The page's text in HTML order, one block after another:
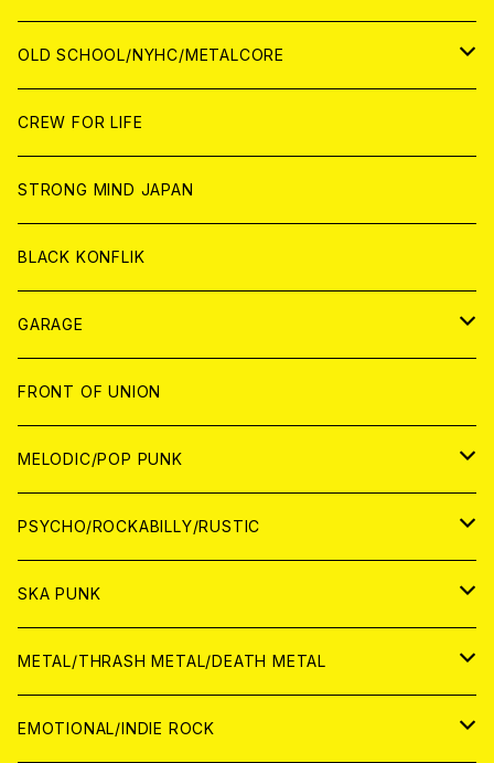
ANALOG
ANALOG
CD
ANALOG
CD
ANALOG
WORLD
CD
ANALOG
JAPAN
CD
ANALOG
WORLD
CD
ANALOG
OLD SCHOOL/NYHC/METALCORE
JAPAN
CD
ANALOG
WORLD
CD
ANALOG
CREW FOR LIFE
STRONG MIND JAPAN
BLACK KONFLIK
GARAGE
JAPAN
アナログ
CD
WORLD
アナログ
CD
FRONT OF UNION
MELODIC/POP PUNK
JAPAN
CD
ANALOG
WORLD
CD
ANALOG
PSYCHO/ROCKABILLY/RUSTIC
JAPAN
CD
ANALOG
WORLD
CD
SKA PUNK
JAPAN
CD
WORLD
METAL/THRASH METAL/DEATH METAL
JAPAN
EMOTIONAL/INDIE ROCK